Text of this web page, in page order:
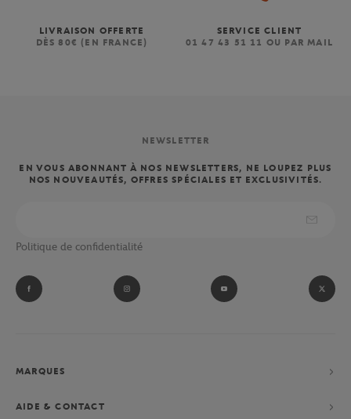
LIVRAISON OFFERTE
DÈS 80€ (EN FRANCE)
SERVICE CLIENT
01 47 43 51 11 OU PAR MAIL
NEWSLETTER
EN VOUS ABONNANT À NOS NEWSLETTERS, NE LOUPEZ PLUS
NOS NOUVEAUTÉS, OFFRES SPÉCIALES ET EXCLUSIVITÉS.
Politique de confidentialité
MARQUES
AIDE & CONTACT